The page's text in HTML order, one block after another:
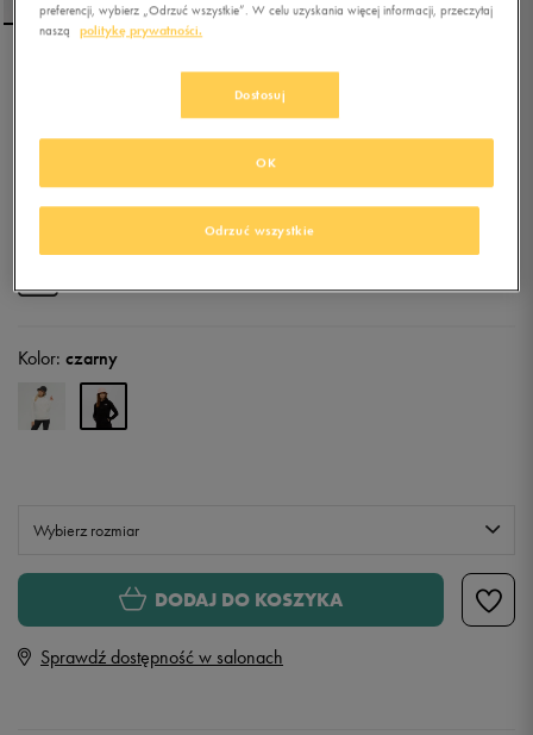
PUMA BLUZA Z KAPTUREM
(najniższa cena z 30 dni przed obniżką)
135,99złz Vat
Kolor: czarny
Wybierz rozmiar
S
DODAJ DO KOSZYKA
Sprawdź dostępność w salonach
preferencji, wybierz „Odrzuć wszystkie”. W celu uzyskania więcej informacji, przeczytaj
naszą
politykę prywatności.
Dostosuj
Odrzuć wszystkie
OK